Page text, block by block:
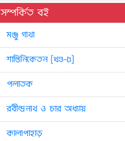
সম্পর্কিত বই
মঞ্জু গাথা
শান্তিনিকেতন [খণ্ড-৫]
পলাতক
রবীন্দ্রনাথ ও চার অধ্যায়
কালাপাহাড়